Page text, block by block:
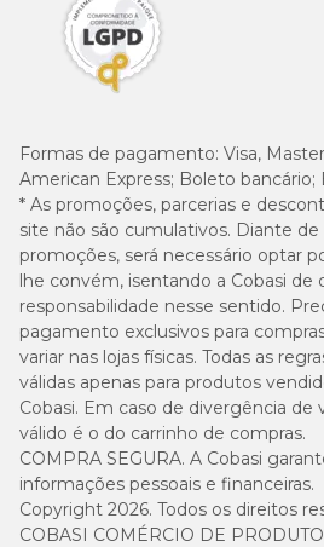
Formas de pagamento: Visa,
American Express; Boleto bancário;
* As promoções, parcerias e
site não são cumulativos. Diante
promoções, será necessário optar
lhe convém, isentando a Cobasi de
responsabilidade nesse sentido.
pagamento exclusivos para
variar nas lojas físicas. Todas as
válidas apenas para produtos
Cobasi. Em caso de divergência de
válido é o do carrinho de compras.
COMPRA SEGURA. A Cobasi
informações pessoais e financeiras.
Copyright 2026. Todos os direitos
COBASI COMÉRCIO DE